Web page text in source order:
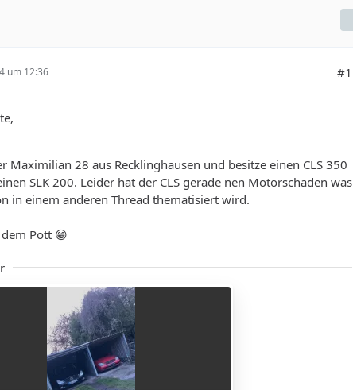
um 12:36 #1
Maximilian 28 aus Recklinghausen und besitze einen CLS 350
SLK 200. Leider hat der CLS gerade nen Motorschaden was
in einem anderen Thread thematisiert wird.
Pott 😁